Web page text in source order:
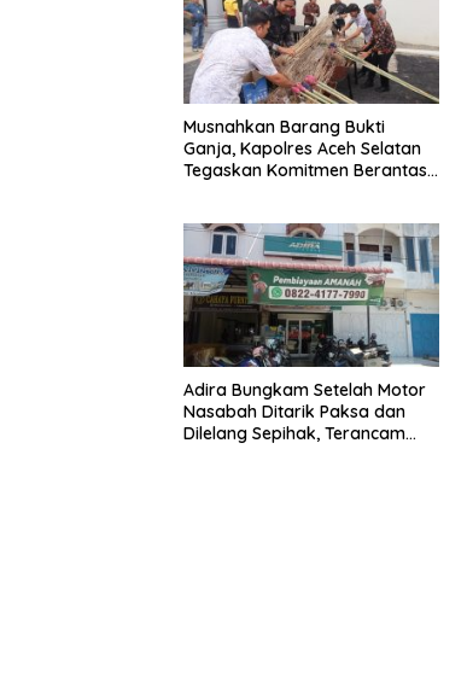
Musnahkan Barang Bukti
Ganja, Kapolres Aceh Selatan
Tegaskan Komitmen Berantas
Adira Bungkam Setelah Motor
Nasabah Ditarik Paksa dan
Dilelang Sepihak, Terancam